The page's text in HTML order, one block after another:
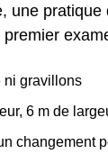
une
ni gravillons
6 m de
changement